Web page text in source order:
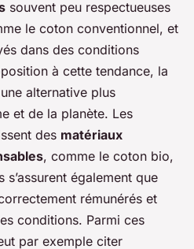
souvent peu respectueuses
le coton conventionnel, et
dans des conditions
à cette tendance, la
alternative plus
et de la planète. Les
des matériaux
, comme le coton bio,
également que
rémunérés et
conditions. Parmi ces
par exemple citer